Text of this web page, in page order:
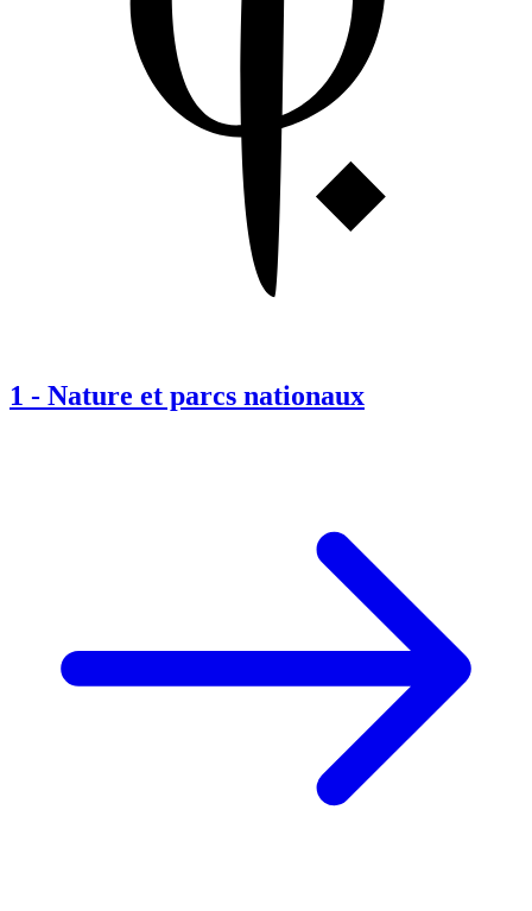
1 - Nature et parcs nationaux